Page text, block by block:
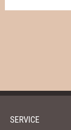
SERVICE